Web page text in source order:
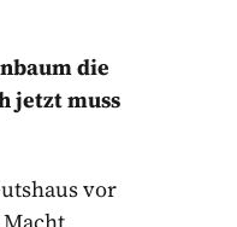
verantwortlich sind.
die
jetzt muss
vor